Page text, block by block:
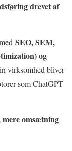
drevet af
SEO, SEM,
og
virksomhed bliver
som ChatGPT
mere omsætning